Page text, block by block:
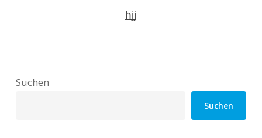
hjj
Suchen
Suchen